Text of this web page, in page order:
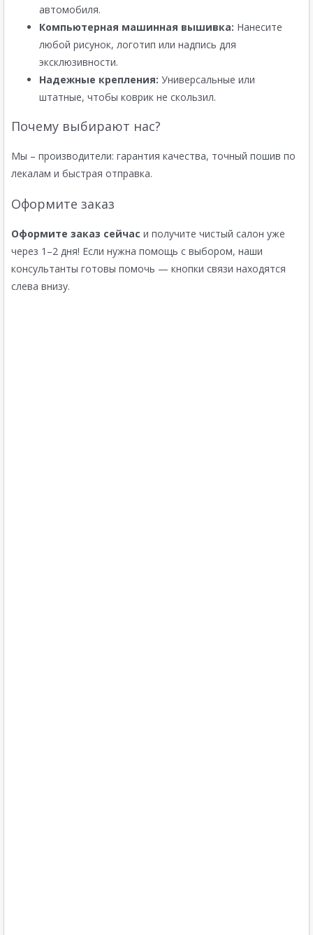
автомобиля.
Компьютерная машинная вышивка: Нанесите
любой рисунок, логотип или надпись для
эксклюзивности.
Надежные крепления: Универсальные или
штатные, чтобы коврик не скользил.
Почему выбирают нас?
Мы – производители: гарантия качества, точный пошив по
лекалам и быстрая отправка.
Оформите заказ
Оформите заказ сейчас и получите чистый салон уже
через 1–2 дня! Если нужна помощь с выбором, наши
консультанты готовы помочь — кнопки связи находятся
слева внизу.